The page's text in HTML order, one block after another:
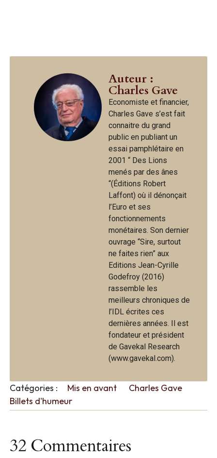
Auteur :
Charles Gave
Economiste et financier,
Charles Gave s’est fait
connaitre du grand
public en publiant un
essai pamphlétaire en
2001 “ Des Lions
menés par des ânes
“(Éditions Robert
Laffont) où il dénonçait
l’Euro et ses
fonctionnements
monétaires. Son dernier
ouvrage “Sire, surtout
ne faites rien” aux
Editions Jean-Cyrille
Godefroy (2016)
rassemble les
meilleurs chroniques de
l’IDL écrites ces
dernières années. Il est
fondateur et président
de Gavekal Research
(www.gavekal.com).
Catégories : Mis en avant
Charles Gave
Billets d'humeur
32 Commentaires